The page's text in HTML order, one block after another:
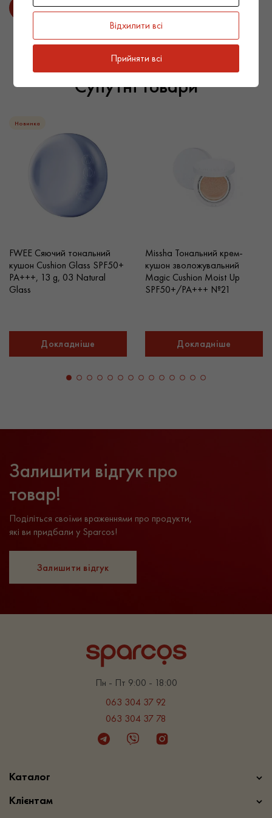
Супутні товари
Новинка
FWEE Сяючий тональний
кушон Cushion Glass SPF50+
PA+++, 13 g, 03 Natural
Glass
Докладніше
Missha Тональний крем-
кушон зволожувальний
Magic Cushion Moist Up
SPF50+/PA+++ №21
Докладніше
Залишити відгук про
товар!
Поділіться своїми враженнями про продукти,
які ви придбали у Sparcos!
Залишити відгук
Пн - Пт 9:00 - 18:00
063 304 37 92
063 304 37 78
TelegramViber Instagram
Каталог
Клієнтам
Відхилити всі
Прийняти всі